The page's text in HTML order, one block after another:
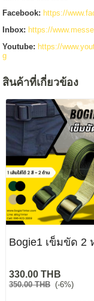
Facebook: https://
Inbox: https://
Youtube: https://
g
สินค้าที่เกี่ยวข้อง
Bogie1 เข็มขัด 2
330.00 THB
350.00 THB (-6%)